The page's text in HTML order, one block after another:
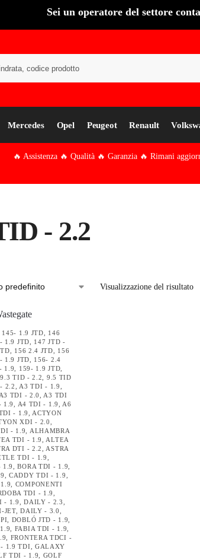
Sei un operatore del settore
Mercedes Opel Peugeot Renault
🔥 Assistenza 🔥 Qualità 🔥 Garanzia 🔥 Rimani
- 2.2
Visualizzazione del risultato
145- 1.9 JTD
146
1.9 JTD
147 JTD -
156 2.4 JTD
156
1.9 JTD
156- 2.4
1.9 159- 1.9 JTD
9.3 TID - 2.2
9.5 TID
2.2 A3 TDI - 1.9
A3 TDI - 2.0
A3 TDI
1.9 A4 TDI - 1.9
A6
- 1.9
ACTYON
XDI - 2.0
- 1.9
ALHAMBRA
TDI - 1.9
ALTEA
DTI - 2.2
ASTRA
TDI - 1.9
1.9
,BORA TDI - 1.9
,CADDY TDI - 1.9
COMPONENTI
TDI - 1.9
- 1.9
,DAILY - 2.3
JET,DAILY - 3.0
DOBLÓ JTD - 1.9
FABIA TDI - 1.9
FRONTERA TDCI -
1.9 TDI
GALAXY
TDI - 1.9
GOLF